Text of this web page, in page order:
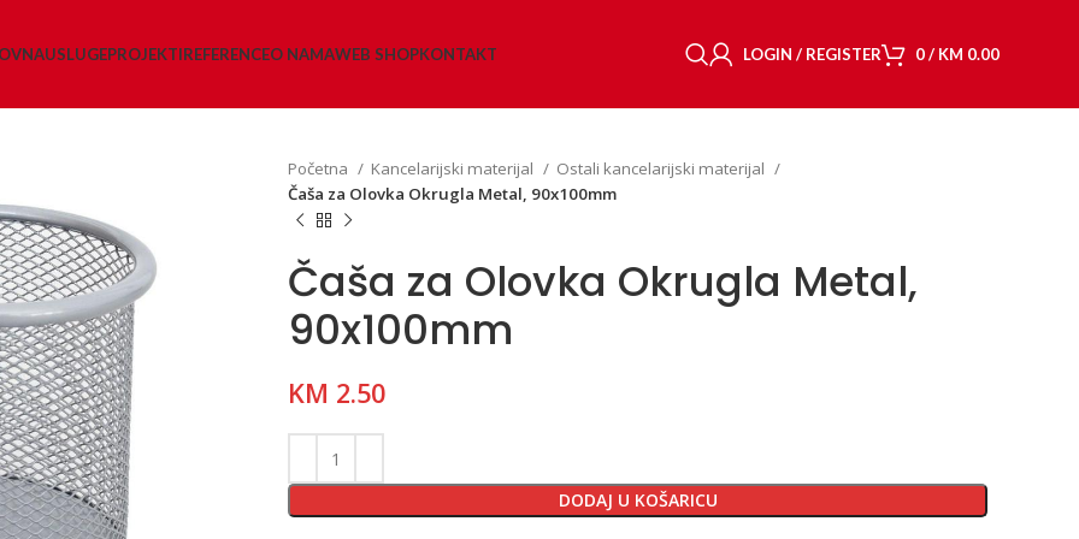
USLUGEPROJEKTIREFERENCEO NAMAWEB SHOPKONTAKT LOGIN / REGISTER 0/ KM 0.00
Početna Kancelarijski materijal
Ostali kancelarijski materijal
Čaša za Olovka Okrugla Metal, 90x100mm
Čaša za Olovka Okrugla Metal,
90x100mm
KM 2.50
DODAJ U KOŠARICU